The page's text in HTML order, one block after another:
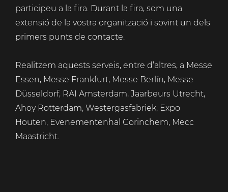
participeu a la fira. Durant la fira, som una
extensió de la vostra organització i sovint un dels
primers punts de contacte.
Realitzem aquests serveis, entre d’altres, a Messe
Essen, Messe Frankfurt, Messe Berlín, Messe
Düsseldorf, RAI Amsterdam, Jaarbeurs Utrecht,
Ahoy Rotterdam, Westergasfabriek, Expo
Houten, Evenementenhal Gorinchem, Mecc
Maastricht.